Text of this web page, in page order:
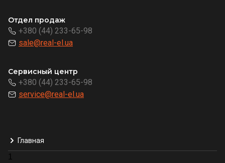
Отдел продаж
+380 (44) 233-65-98
sale@real-el.ua
Сервисный центр
+380 (44) 233-65-98
service@real-el.ua
Главная
1